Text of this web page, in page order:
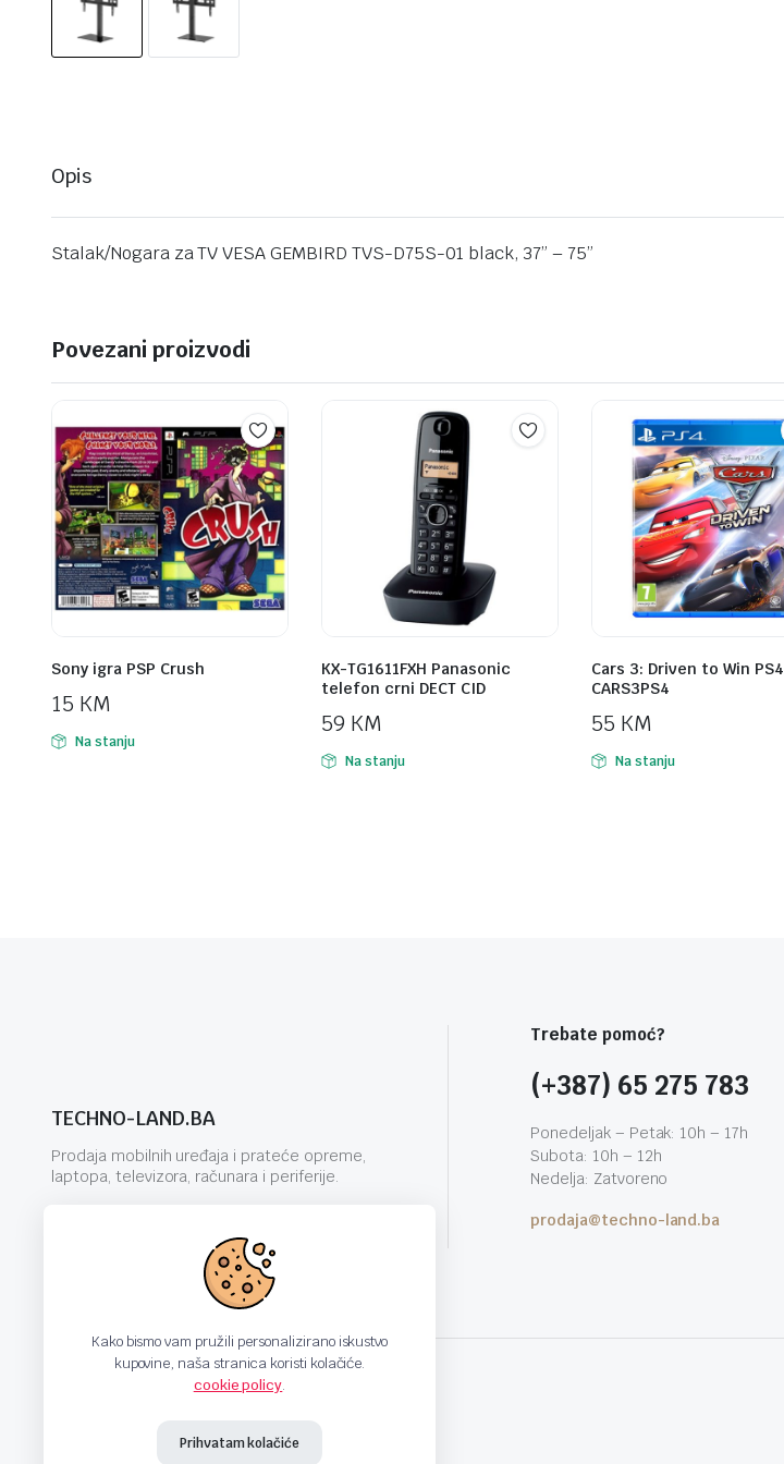
Opis
Stalak/Nogara za TV VESA GEMBIRD TVS-D75S-01 black, 37” – 75”
Povezani proizvodi
Sony igra PSP Crush
15 KM
Na stanju
KX-TG1611FXH Panasonic
telefon crni DECT CID
59 KM
Na stanju
Cars 3: Driven to Win PS4
CARS3PS4
55 KM
Na stanju
TECHNO-LAND.BA
Prodaja mobilnih uređaja i prateće opreme,
laptopa, televizora, računara i periferije.
Trebate pomoć?
(+387) 65 275 783
Ponedeljak – Petak: 10h – 17h
Subota: 10h – 12h
Nedelja: Zatvoreno
prodaja@techno-land.ba
Kako bismo vam pružili personalizirano iskustvo
kupovine, naša stranica koristi kolačiće.
cookie policy.
Prihvatam kolačiće